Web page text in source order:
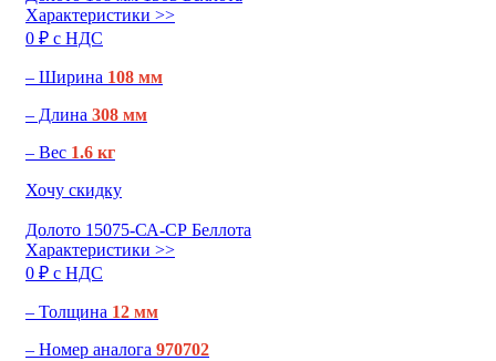
Характеристики >>
0 ₽ c НДС
– Ширина 108 мм
– Длина 308 мм
– Вес 1.6 кг
Хочу скидку
Долото 15075-СА-СР Беллота
Характеристики >>
0 ₽ c НДС
– Толщина 12 мм
– Номер аналога 970702